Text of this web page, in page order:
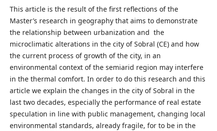
This article is the result of the first reflections of the
Master’s research in geography that aims to demonstrate
the relationship between urbanization and the
microclimatic alterations in the city of Sobral (CE) and how
the current process of growth of the city, in an
environmental context of the semiarid region may interfere
in the thermal comfort. In order to do this research and this
article we explain the changes in the city of Sobral in the
last two decades, especially the performance of real estate
speculation in line with public management, changing local
environmental standards, already fragile, for to be in the